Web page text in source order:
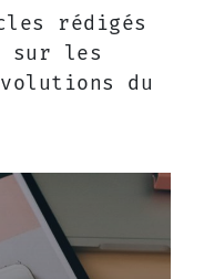
rédigés
sur les
du